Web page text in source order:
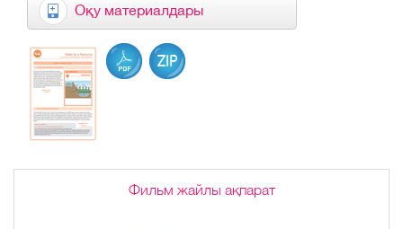
Оқу материалдары
Фильм жайлы ақпарат